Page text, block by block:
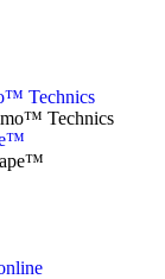
Technics